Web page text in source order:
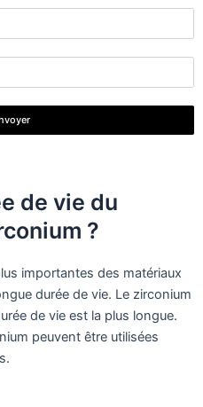
de vie du
?
importantes des matériaux
durée de vie. Le zirconium
de vie est la plus longue.
peuvent être utilisées